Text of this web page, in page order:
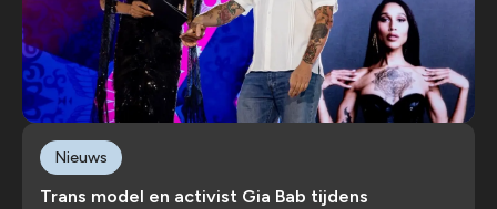
Trans model en activist Gia Bab tijdens
Nieuws